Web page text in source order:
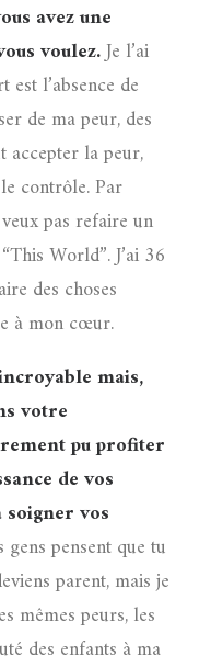
avez une
voulez.Je l’ai
est l’absence de
de ma peur, des
la peur,
contrôle. Par
pas refaire un
World”. J’ai 36
des choses
à mon cœur.
mais,
votre
pu profiter
de vos
vos
pensent que tu
parent, mais je
mêmes peurs, les